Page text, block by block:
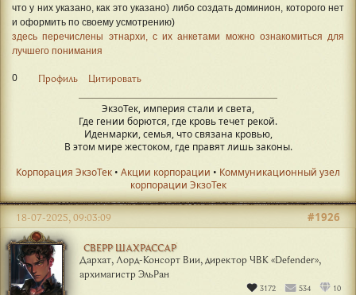
что у них указано, как это указано) либо создать доминион, которого нет
и оформить по своему усмотрению)
здесь перечислены этнархи, с их анкетами можно ознакомиться для
лучшего понимания
0 Профиль Цитировать
ЭкзоТек, империя стали и света,
Где гении борются, где кровь течет рекой.
Иденмарки, семья, что связана кровью,
В этом мире жестоком, где правят лишь законы.
Корпорация ЭкзоТек • Акции корпорации • Коммуникационный узел
корпорации ЭкзоТек
СВЕРР ШАХРАССАР
Дархат, Лорд-Консорт Вии, директор ЧВК «Defender»,
архимагистр ЭльРан
3172 534 10
#1926
18-07-2025, 09:03:09